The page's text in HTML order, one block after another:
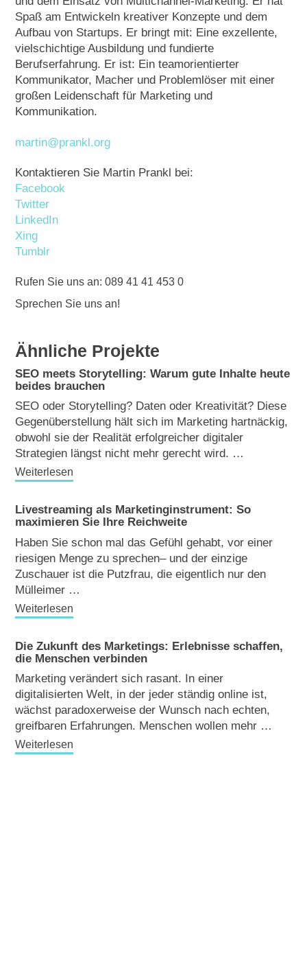
Spaß am Entwickeln kreativer Konzepte und dem
Aufbau von Startups. Er bringt mit: Eine exzellente,
vielschichtige Ausbildung und fundierte
Berufserfahrung. Er ist: Ein teamorientierter
Kommunikator, Macher und Problemlöser mit einer
großen Leidenschaft für Marketing und
Kommunikation.
martin@prankl.org
Kontaktieren Sie Martin Prankl bei:
Facebook
Twitter
LinkedIn
Xing
Tumblr
Rufen Sie uns an: 089 41 41 453 0
Sprechen Sie uns an!
Ähnliche Projekte
SEO meets Storytelling: Warum gute Inhalte heute
beides brauchen
SEO oder Storytelling? Daten oder Kreativität? Diese
Gegenüberstellung hält sich im Marketing hartnäckig,
obwohl sie der Realität erfolgreicher digitaler
Strategien längst nicht mehr gerecht wird. …
Weiterlesen
Livestreaming als Marketinginstrument: So
maximieren Sie Ihre Reichweite
Haben Sie schon mal das Gefühl gehabt, vor einer
riesigen Menge zu sprechen– und der einzige
Zuschauer ist die Putzfrau, die eigentlich nur den
Mülleimer …
Weiterlesen
Die Zukunft des Marketings: Erlebnisse schaffen,
die Menschen verbinden
Marketing verändert sich rasant. In einer
digitalisierten Welt, in der jeder ständig online ist,
wächst paradoxerweise der Wunsch nach echten,
greifbaren Erfahrungen. Menschen wollen mehr …
Weiterlesen